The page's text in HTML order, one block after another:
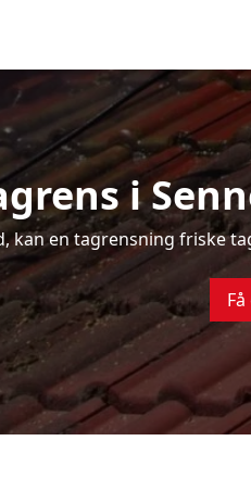
i
kan en tagrensning friske